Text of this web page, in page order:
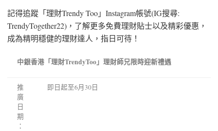
記得追蹤「理財Trendy Too」Instagram帳號(IG搜尋:
TrendyTogether22)，了解更多免費理財貼士以及精彩優惠，
成為精明穩健的理財達人，指日可待！
中銀香港「理財TrendyToo」理財師兄限時迎新禮遇
推
廣
日
期
：
即日起至6月30日